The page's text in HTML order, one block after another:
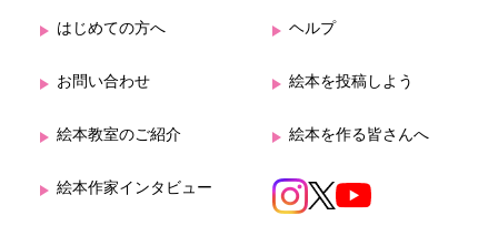
はじめての方へ ヘルプ
お問い合わせ 絵本を投稿しよう
絵本教室のご紹介 絵本を作る皆さんへ
絵本作家インタビュー